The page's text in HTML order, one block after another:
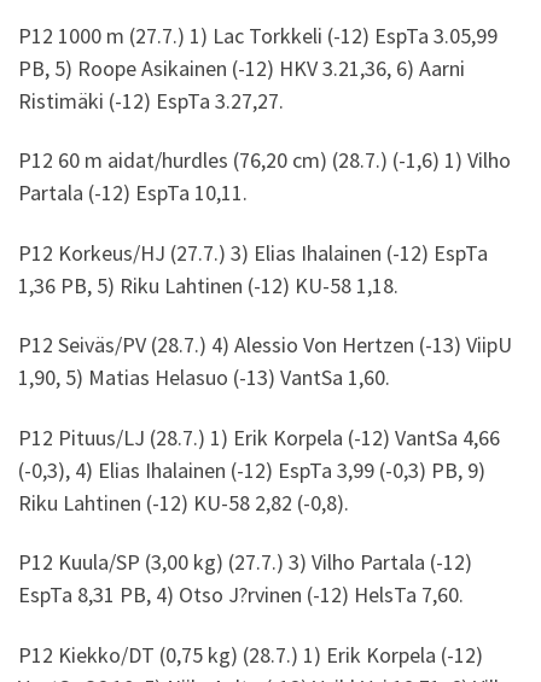
P12 1000 m (27.7.) 1) Lac Torkkeli (-12) EspTa 3.05,99
PB, 5) Roope Asikainen (-12) HKV 3.21,36, 6) Aarni
Ristimäki (-12) EspTa 3.27,27.
P12 60 m aidat/hurdles (76,20 cm) (28.7.) (-1,6) 1) Vilho
Partala (-12) EspTa 10,11.
P12 Korkeus/HJ (27.7.) 3) Elias Ihalainen (-12) EspTa
1,36 PB, 5) Riku Lahtinen (-12) KU-58 1,18.
P12 Seiväs/PV (28.7.) 4) Alessio Von Hertzen (-13) ViipU
1,90, 5) Matias Helasuo (-13) VantSa 1,60.
P12 Pituus/LJ (28.7.) 1) Erik Korpela (-12) VantSa 4,66
(-0,3), 4) Elias Ihalainen (-12) EspTa 3,99 (-0,3) PB, 9)
Riku Lahtinen (-12) KU-58 2,82 (-0,8).
P12 Kuula/SP (3,00 kg) (27.7.) 3) Vilho Partala (-12)
EspTa 8,31 PB, 4) Otso J?rvinen (-12) HelsTa 7,60.
P12 Kiekko/DT (0,75 kg) (28.7.) 1) Erik Korpela (-12)